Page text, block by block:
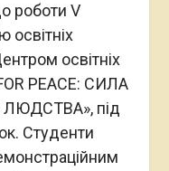
роботи V
освітніх
освітніх
PEACE: СИЛА
під
Студенти